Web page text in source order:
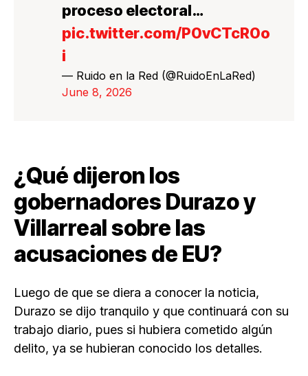
proceso electoral…
pic.twitter.com/P0vCTcR0o
i
— Ruido en la Red (@RuidoEnLaRed)
June 8, 2026
¿Qué dijeron los
gobernadores Durazo y
Villarreal sobre las
acusaciones de EU?
Luego de que se diera a conocer la noticia,
Durazo se dijo tranquilo y que continuará con su
trabajo diario, pues si hubiera cometido algún
delito, ya se hubieran conocido los detalles.